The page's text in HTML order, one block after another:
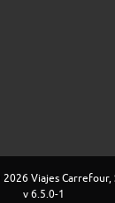
Viajes Carrefour,
v 6.5.0-1